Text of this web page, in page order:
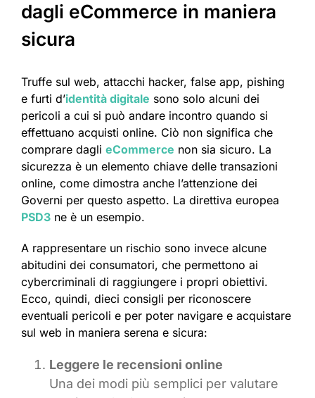
dagli eCommerce in maniera
sicura
Truffe sul web, attacchi hacker, false app, pishing
e furti d’identità digitale sono solo alcuni dei
pericoli a cui si può andare incontro quando si
effettuano acquisti online. Ciò non significa che
comprare dagli eCommerce non sia sicuro. La
sicurezza è un elemento chiave delle transazioni
online, come dimostra anche l’attenzione dei
Governi per questo aspetto. La direttiva europea
PSD3 ne è un esempio.
A rappresentare un rischio sono invece alcune
abitudini dei consumatori, che permettono ai
cybercriminali di raggiungere i propri obiettivi.
Ecco, quindi, dieci consigli per riconoscere
eventuali pericoli e per poter navigare e acquistare
sul web in maniera serena e sicura:
Leggere le recensioni online
Una dei modi più semplici per valutare